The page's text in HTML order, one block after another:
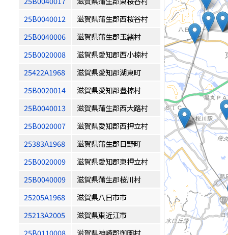
25B0040012
滋賀県蒲生郡西桜谷村
25B0040006
滋賀県蒲生郡玉緒村
25B0020008
滋賀県愛知郡西小椋村
25422A1968
滋賀県愛知郡湖東町
25B0020014
滋賀県愛知郡豊椋村
25B0040013
滋賀県蒲生郡西大路村
25B0020007
滋賀県愛知郡西押立村
25383A1968
滋賀県蒲生郡日野町
25B0020009
滋賀県愛知郡東押立村
25B0040009
滋賀県蒲生郡桜川村
25205A1968
滋賀県八日市市
25213A2005
滋賀県東近江市
25B0110008
滋賀県神崎郡御園村